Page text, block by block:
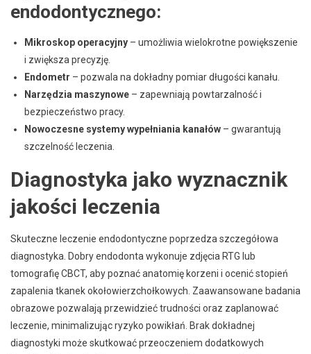
endodontycznego:
Mikroskop operacyjny – umożliwia wielokrotne powiększenie
i zwiększa precyzję.
Endometr – pozwala na dokładny pomiar długości kanału.
Narzędzia maszynowe – zapewniają powtarzalność i
bezpieczeństwo pracy.
Nowoczesne systemy wypełniania kanałów – gwarantują
szczelność leczenia.
Diagnostyka jako wyznacznik
jakości leczenia
Skuteczne leczenie endodontyczne poprzedza szczegółowa
diagnostyka. Dobry endodonta wykonuje zdjęcia RTG lub
tomografię CBCT, aby poznać anatomię korzeni i ocenić stopień
zapalenia tkanek okołowierzchołkowych. Zaawansowane badania
obrazowe pozwalają przewidzieć trudności oraz zaplanować
leczenie, minimalizując ryzyko powikłań. Brak dokładnej
diagnostyki może skutkować przeoczeniem dodatkowych